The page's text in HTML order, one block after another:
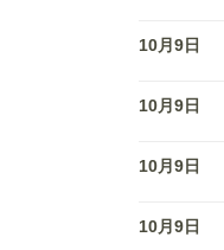
10月9日
10月9日
10月9日
10月9日